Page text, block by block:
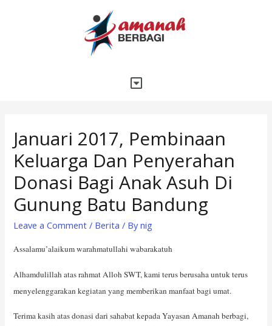
Januari 2017, Pembinaan
Keluarga Dan Penyerahan
Donasi Bagi Anak Asuh Di
Gunung Batu Bandung
Leave a Comment / Berita / Bynig
Assalamu’alaikum warahmatullahi wabarakatuh
Alhamdulillah atas rahmat Alloh SWT, kami terus berusaha untuk terus
menyelenggarakan kegiatan yang memberikan manfaat bagi umat.
Terima kasih atas donasi dari sahabat kepada Yayasan Amanah berbagi,